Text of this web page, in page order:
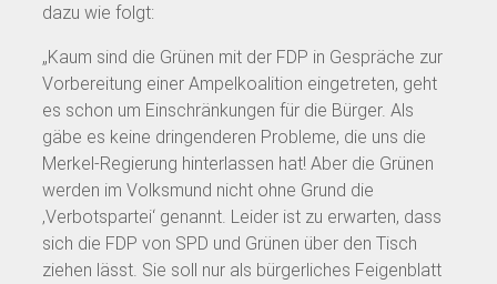
dazu wie folgt:
„Kaum sind die Grünen mit der FDP in Gespräche zur
Vorbereitung einer Ampelkoalition eingetreten, geht
es schon um Einschränkungen für die Bürger. Als
gäbe es keine dringenderen Probleme, die uns die
Merkel-Regierung hinterlassen hat! Aber die Grünen
werden im Volksmund nicht ohne Grund die
‚Verbotspartei‘ genannt. Leider ist zu erwarten, dass
sich die FDP von SPD und Grünen über den Tisch
ziehen lässt. Sie soll nur als bürgerliches Feigenblatt